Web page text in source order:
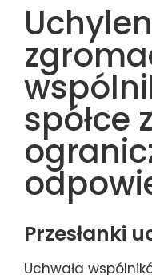
spółce z
Przesłanki
Uchwała